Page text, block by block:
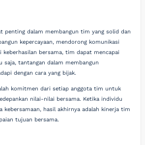
penting dalam membangun tim yang solid dan
kepercayaan, mendorong komunikasi
keberhasilan bersama, tim dapat mencapai
saja, tantangan dalam membangun
dengan cara yang bijak.
komitmen dari setiap anggota tim untuk
nilai-nilai bersama. Ketika individu
kebersamaan, hasil akhirnya adalah kinerja tim
tujuan bersama.